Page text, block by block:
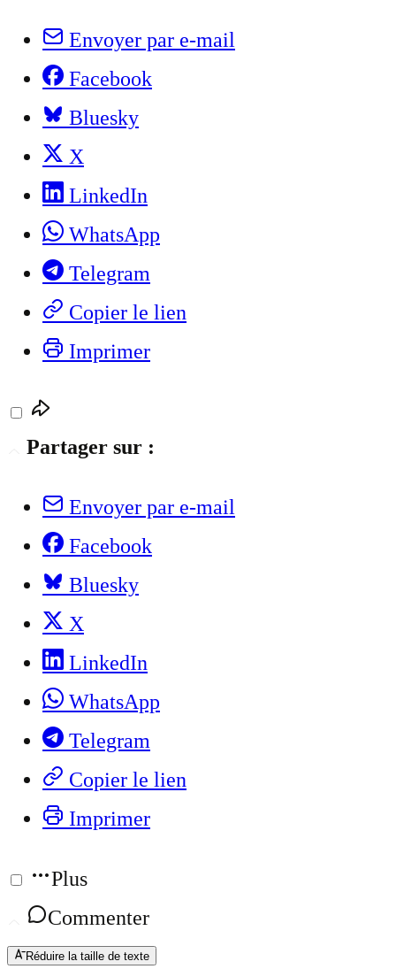
Envoyer par e-mail
Facebook
Bluesky
X
LinkedIn
WhatsApp
Telegram
Copier le lien
Imprimer
Partager sur :
Envoyer par e-mail
Facebook
Bluesky
X
LinkedIn
WhatsApp
Telegram
Copier le lien
Imprimer
Plus
Commenter
Réduire la taille de texte